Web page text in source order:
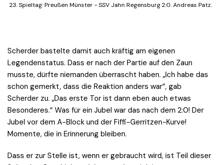
23. Spieltag: Preußen Münster - SSV Jahn Regensburg 2:0. Andreas Patz.
Scherder bastelte damit auch kräftig am eigenen
Legendenstatus. Dass er nach der Partie auf den Zaun
musste, dürfte niemanden überrascht haben. „Ich habe das
schon gemerkt, dass die Reaktion anders war“, gab
Scherder zu. „Das erste Tor ist dann eben auch etwas
Besonderes.“ Was für ein Jubel war das nach dem 2:0! Der
Jubel vor dem A-Block und der Fiffi-Gerritzen-Kurve!
Momente, die in Erinnerung bleiben.
Dass er zur Stelle ist, wenn er gebraucht wird, ist Teil dieser